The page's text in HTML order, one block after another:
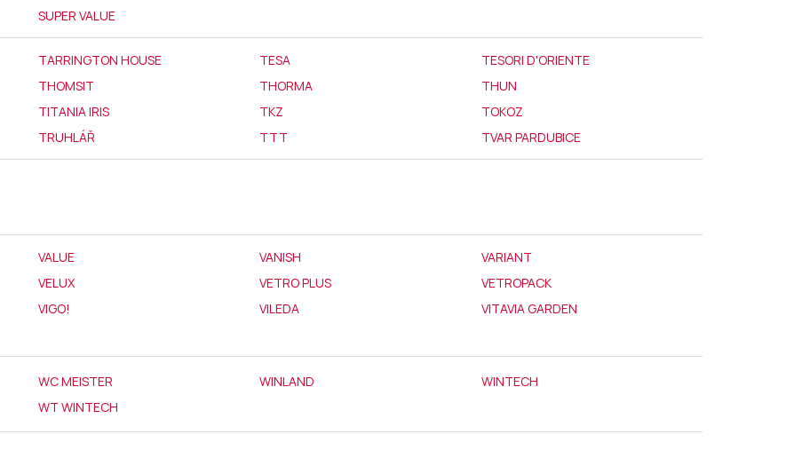
SUPER VALUE
TARRINGTON HOUSE TESA
TESORI D'ORIENTE
THOMSIT THORMA
THUN
TITANIA IRIS TKZ
TOKOZ
TRUHLÁŘ TTT TVAR PARDUBICE
VALUE VANISH
VARIANT
VELUX VETRO PLUS
VETROPACK
VIGO! VILEDA
VITAVIA GARDEN
WC MEISTER WINLAND
WINTECH
WT WINTECH